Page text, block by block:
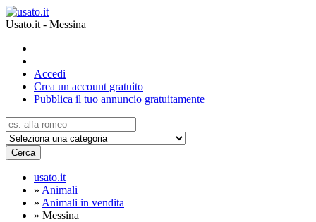
Usato.it - Messina
Accedi
Crea un account gratuito
Pubblica il tuo annuncio gratuitamente
Cerca
usato.it
» Animali
» Animali in vendita
» Messina